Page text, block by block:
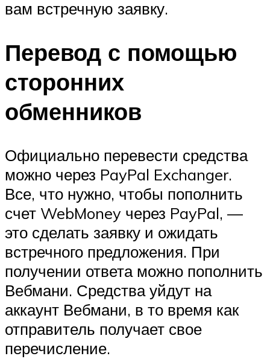
вам встречную заявку.
Перевод с помощью
сторонних
обменников
Официально перевести средства
можно через PayPal Exchanger.
Все, что нужно, чтобы пополнить
счет WebMoney через PayPal, —
это сделать заявку и ожидать
встречного предложения. При
получении ответа можно пополнить
Вебмани. Средства уйдут на
аккаунт Вебмани, в то время как
отправитель получает свое
перечисление.